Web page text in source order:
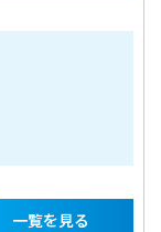
一覧を見る